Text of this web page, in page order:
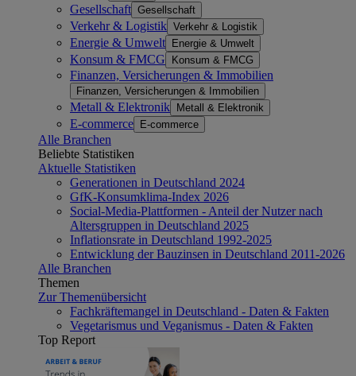
Gesellschaft Gesellschaft
Verkehr & Logistik Verkehr & Logistik
Energie & Umwelt Energie & Umwelt
Konsum & FMCG Konsum & FMCG
Finanzen, Versicherungen & Immobilien
Finanzen, Versicherungen & Immobilien
Metall & Elektronik Metall & Elektronik
E-commerce E-commerce
Alle Branchen
Beliebte Statistiken
Aktuelle Statistiken
Generationen in Deutschland 2024
GfK-Konsumklima-Index 2026
Social-Media-Plattformen - Anteil der Nutzer nach
Altersgruppen in Deutschland 2025
Inflationsrate in Deutschland 1992-2025
Entwicklung der Bauzinsen in Deutschland 2011-2026
Alle Branchen
Themen
Zur Themenübersicht
Fachkräftemangel in Deutschland - Daten & Fakten
Vegetarismus und Veganismus - Daten & Fakten
Top Report